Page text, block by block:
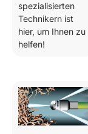
spezialisierten
Technikern ist
hier, um Ihnen zu
helfen!